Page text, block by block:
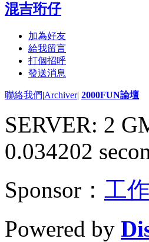
混吉珩仔
加為好友
給我留言
打個招呼
發送消息
聯絡我們|Archiver| 2000FUN論壇
SERVER: 2
0.034202
Sponsor： 工
Powered by